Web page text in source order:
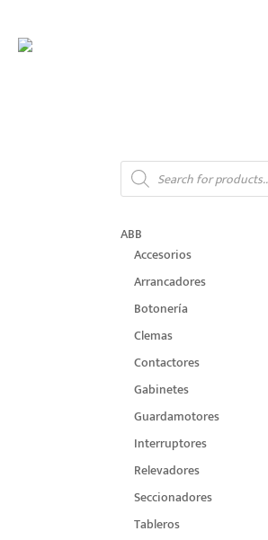
Products
search
ABB
Accesorios
Arrancadores
Botonería
Clemas
Contactores
Gabinetes
Guardamotores
Interruptores
Relevadores
Seccionadores
Tableros